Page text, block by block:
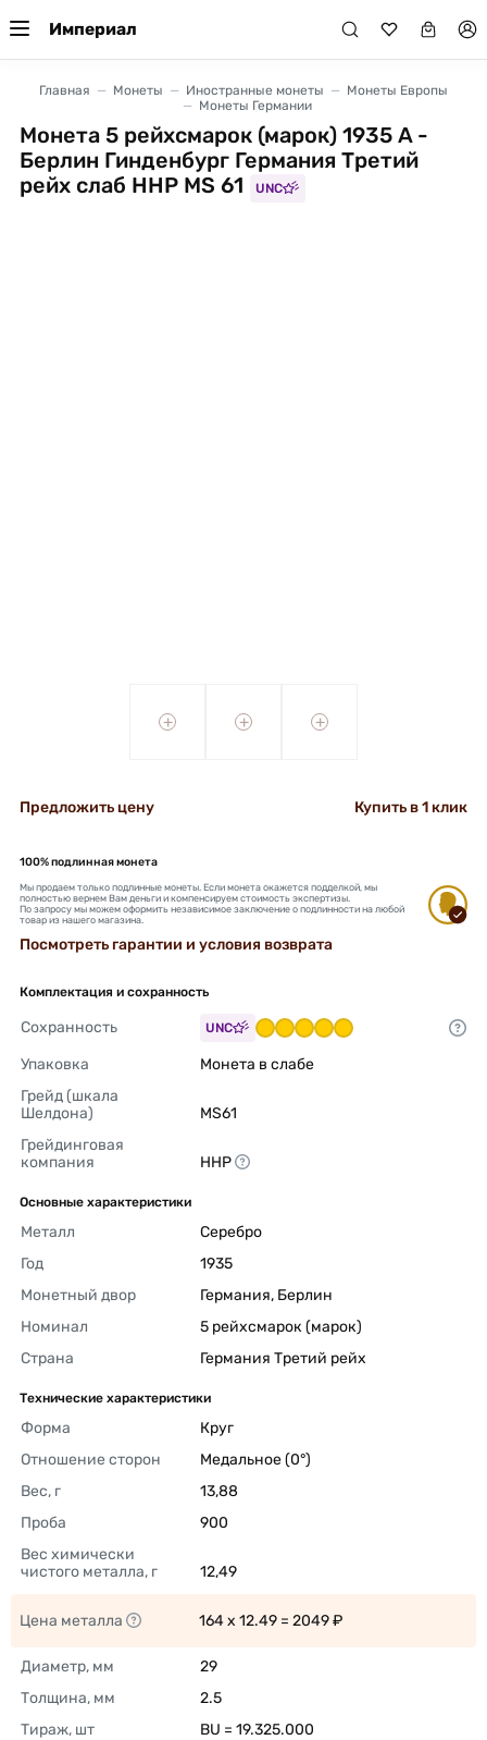
Империал
Главная Монеты Иностранные монеты
Монеты Европы
Монеты Германии
Монета 5 рейхсмарок (марок) 1935 A -
Берлин Гинденбург Германия Третий
рейх слаб ННР MS 61
UNC
+ + +
Предложить цену Купить в 1 клик
100% подлинная монета
Мы продаем только подлинные монеты. Если монета окажется подделкой, мы
полностью вернем Вам деньги и компенсируем стоимость экспертизы.
По запросу мы можем оформить независимое заключение о подлинности на любой
товар из нашего магазина.
Посмотреть гарантии и условия возврата
Комплектация и сохранность
Сохранность UNC
Упаковка
Монета в слабе
Грейд (шкала
Шелдона)
MS61
Грейдинговая
компания
ННР
Основные характеристики
Металл
Серебро
Год
1935
Монетный двор
Германия, Берлин
Номинал
5 рейхсмарок (марок)
Страна
Германия Третий рейх
Технические характеристики
Форма
Круг
Отношение сторон
Медальное (0°)
Вес, г
13,88
Проба
900
Вес химически
чистого металла, г
12,49
Цена металла 164 x 12.49 = 2049 ₽
Диаметр, мм
29
Толщина, мм
2.5
Тираж, шт
BU = 19.325.000